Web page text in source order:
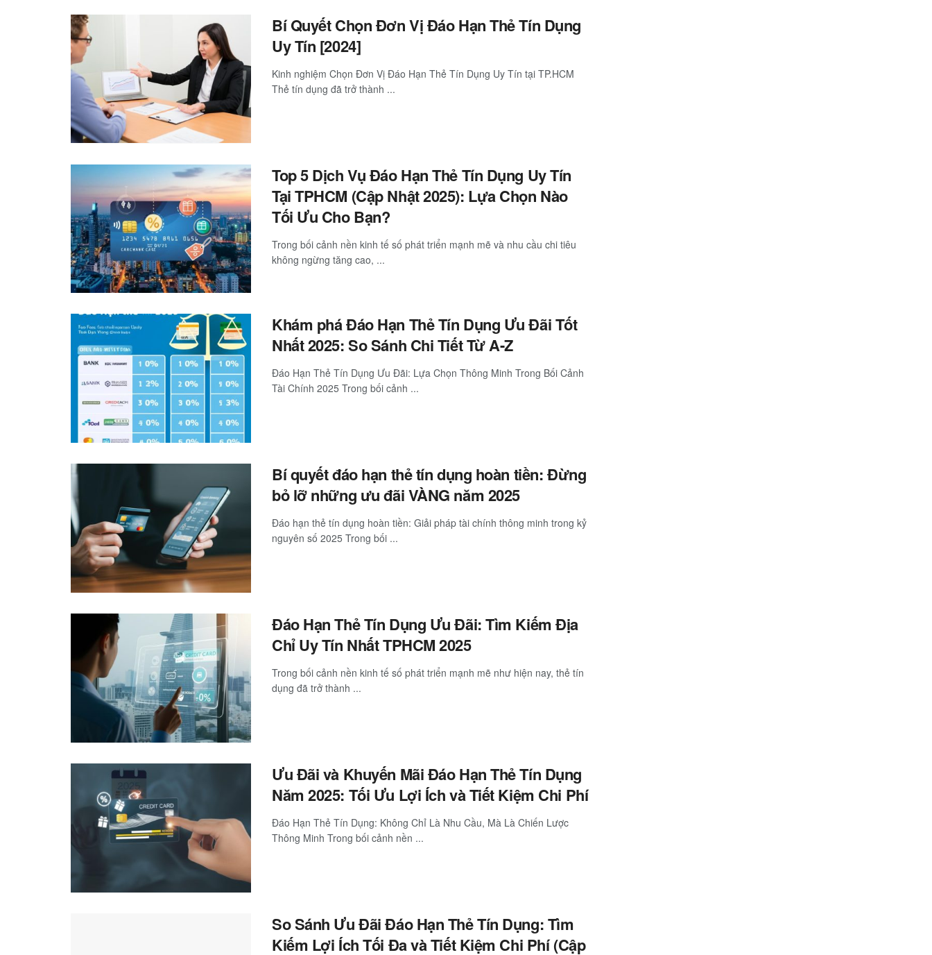
Bí Quyết Chọn Đơn Vị Đáo Hạn Thẻ Tín Dụng
Uy Tín [2024]
Kinh nghiệm Chọn Đơn Vị Đáo Hạn Thẻ Tín Dụng Uy Tín tại TP.HCM
Thẻ tín dụng đã trở thành ...
Top 5 Dịch Vụ Đáo Hạn Thẻ Tín Dụng Uy Tín
Tại TPHCM (Cập Nhật 2025): Lựa Chọn Nào
Tối Ưu Cho Bạn?
Trong bối cảnh nền kinh tế số phát triển mạnh mẽ và nhu cầu chi tiêu
không ngừng tăng cao, ...
Khám phá Đáo Hạn Thẻ Tín Dụng Ưu Đãi Tốt
Nhất 2025: So Sánh Chi Tiết Từ A-Z
Đáo Hạn Thẻ Tín Dụng Ưu Đãi: Lựa Chọn Thông Minh Trong Bối Cảnh
Tài Chính 2025 Trong bối cảnh ...
Bí quyết đáo hạn thẻ tín dụng hoàn tiền: Đừng
bỏ lỡ những ưu đãi VÀNG năm 2025
Đáo hạn thẻ tín dụng hoàn tiền: Giải pháp tài chính thông minh trong kỷ
nguyên số 2025 Trong bối ...
Đáo Hạn Thẻ Tín Dụng Ưu Đãi: Tìm Kiếm Địa
Chỉ Uy Tín Nhất TPHCM 2025
Trong bối cảnh nền kinh tế số phát triển mạnh mẽ như hiện nay, thẻ tín
dụng đã trở thành ...
Ưu Đãi và Khuyến Mãi Đáo Hạn Thẻ Tín Dụng
Năm 2025: Tối Ưu Lợi Ích và Tiết Kiệm Chi Phí
Đáo Hạn Thẻ Tín Dụng: Không Chỉ Là Nhu Cầu, Mà Là Chiến Lược
Thông Minh Trong bối cảnh nền ...
So Sánh Ưu Đãi Đáo Hạn Thẻ Tín Dụng: Tìm
Kiếm Lợi Ích Tối Đa và Tiết Kiệm Chi Phí (Cập